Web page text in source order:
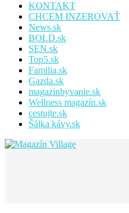
KONTAKT
CHCEM INZEROVAŤ
News.sk
BOLD.sk
SEN.sk
Top5.sk
Familia.sk
Gazda.sk
magazinbyvanie.sk
Wellness magazín.sk
cestujte.sk
Šálka kávy.sk